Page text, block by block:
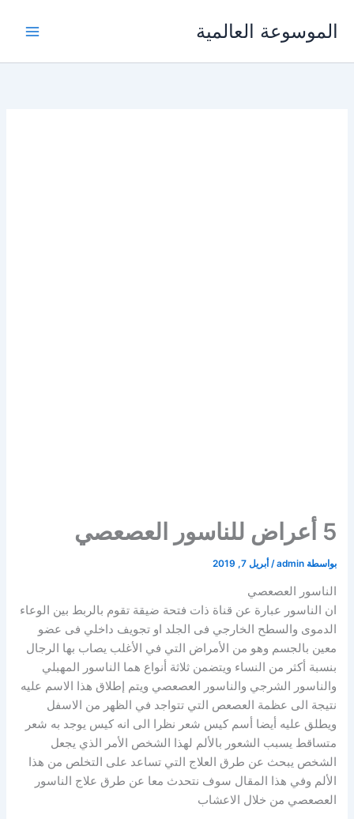
الموسوعة العالمية
5 أعراض للناسور العصعصي
بواسطة admin
/أبريل 7, 2019
الناسور العصعصي
ان الناسور عبارة عن قناة ذات فتحة ضيقة تقوم بالربط بين الوعاء
الدموى والسطح الخارجي فى الجلد او تجويف داخلي فى عضو
معين بالجسم ‏وهو من الأمراض التي في الأغلب يصاب بها الرجال
بنسبة أكثر من النساء ويتضمن ثلاثة أنواع هما الناسور المهبلي
والناسور الشرجي والناسور العصعصي ‏ويتم إطلاق هذا الاسم عليه
نتيجة الى عظمة العصعص ‏التي تتواجد في الظهر من الاسفل
ويطلق عليه أيضا أسم كيس شعر نظرا الى انه كيس يوجد به شعر
متساقط يسبب الشعور بالألم لهذا الشخص ‏الأمر الذي يجعل
الشخص يبحث عن طرق العلاج التي تساعد على التخلص من هذا
الألم وفي هذا المقال سوف نتحدث معا عن طرق علاج الناسور
العصعصي من خلال الاعشاب